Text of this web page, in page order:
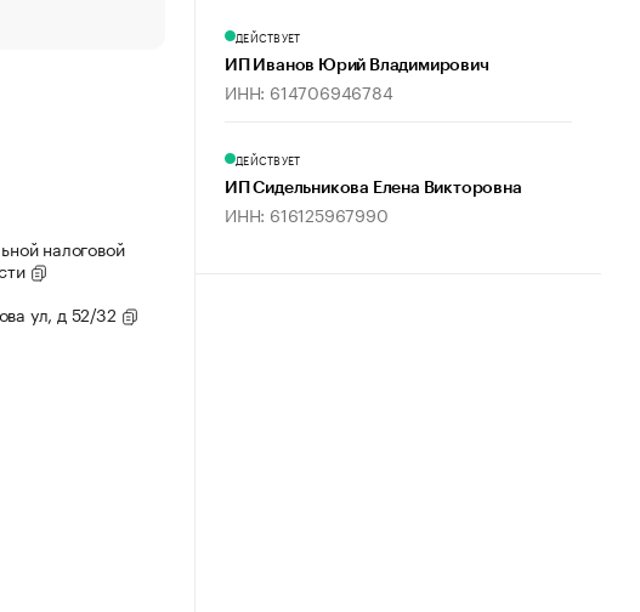
налоговой
ул, д 52/32
ДЕЙСТВУЕТ
ИП Иванов Юрий Владимирович
ИНН: 614706946784
ДЕЙСТВУЕТ
ИП Сидельникова Елена Викторовна
ИНН: 616125967990